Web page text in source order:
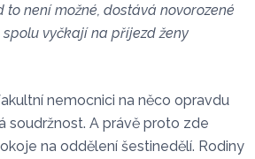
není možné, dostává novorozené
vyčkají na příjezd ženy
nemocnici na něco opravdu
soudržnost. A právě proto zde
na oddělení šestinedělí. Rodiny